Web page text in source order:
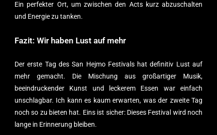
Ein perfekter Ort, um zwischen den Acts kurz abzuschalten
und Energie zu tanken.
Fazit: Wir haben Lust auf mehr
Der erste Tag des San Hejmo Festivals hat definitiv Lust auf
mehr gemacht. Die Mischung aus großartiger Musik,
beeindruckender Kunst und leckerem Essen war einfach
unschlagbar. Ich kann es kaum erwarten, was der zweite Tag
noch so zu bieten hat. Eins ist sicher: Dieses Festival wird noch
lange in Erinnerung bleiben.